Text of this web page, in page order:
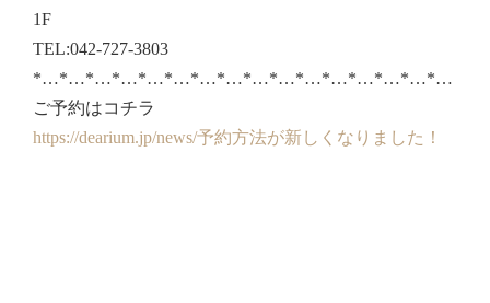
1F
TEL:042-727-3803
*…*…*…*…*…*…*…*…*…*…*…*…*…*…*…*…
ご予約はコチラ
https://dearium.jp/news/予約方法が新しくなりました！